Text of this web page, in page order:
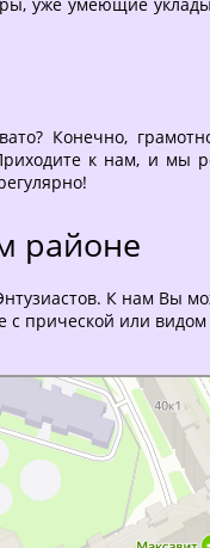
Конечно,
к нам, и мы
районе
К нам Вы
прической или